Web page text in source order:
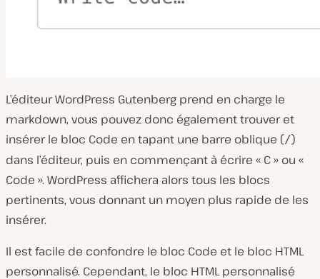
L’éditeur WordPress Gutenberg prend en charge le
markdown, vous pouvez donc également trouver et
insérer le bloc Code en tapant une barre oblique (/)
dans l’éditeur, puis en commençant à écrire « C » ou «
Code ». WordPress affichera alors tous les blocs
pertinents, vous donnant un moyen plus rapide de les
insérer.
Il est facile de confondre le bloc Code et le bloc HTML
personnalisé. Cependant, le bloc HTML personnalisé